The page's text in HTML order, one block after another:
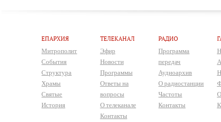
ЕПАРХИЯ
Митрополит
События
Структура
Храмы
Святые
История
ТЕЛЕКАНАЛ
Эфир
Новости
Программы
Ответы на
вопросы
О телеканале
Контакты
РАДИО
Программа
передач
Аудиоархив
О радиостанции
Частоты
Контакты